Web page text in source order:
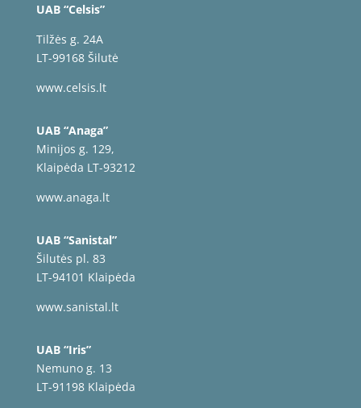
UAB “Celsis”
Tilžės g. 24A
LT-99168 Šilutė
www.celsis.lt
UAB “Anaga”
Minijos g. 129,
Klaipėda LT-93212
www.anaga.lt
UAB “Sanistal”
Šilutės pl. 83
LT-94101 Klaipėda
www.sanistal.lt
UAB “Iris”
Nemuno g. 13
LT-91198 Klaipėda